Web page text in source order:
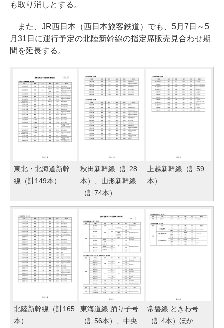
も取り消しとする。
また、JR西日本（西日本旅客鉄道）でも、5月7日～5
月31日に運行予定の北陸新幹線の指定席販売見合わせ期
間を延長する。
東北・北海道新幹
線（計149本）
秋田新幹線（計28
本）、山形新幹線
（計74本）
上越新幹線（計59
本）
北陸新幹線（計165
本）
東海道線 踊り子号
（計56本）、中央
常磐線 ときわ号
（計4本）ほか